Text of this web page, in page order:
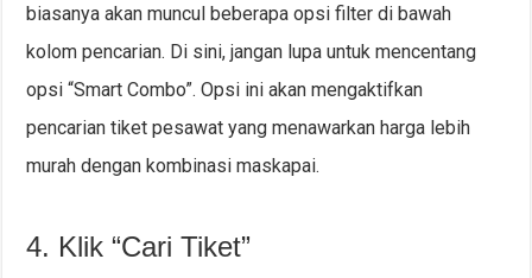
biasanya akan muncul beberapa opsi filter di bawah
kolom pencarian. Di sini, jangan lupa untuk mencentang
opsi “Smart Combo”. Opsi ini akan mengaktifkan
pencarian tiket pesawat yang menawarkan harga lebih
murah dengan kombinasi maskapai.
4. Klik “Cari Tiket”